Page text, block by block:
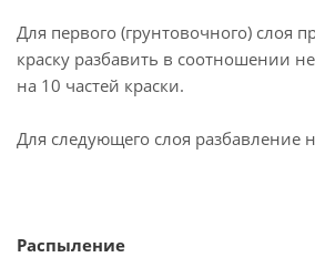
Для первого (грунтовочного) слоя
краску разбавить в соотношении
на 10 частей краски.
Для следующего слоя разбавление
Распыление